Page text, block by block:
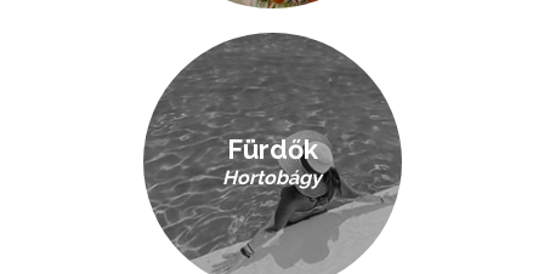
Fürdők
Hortobágy